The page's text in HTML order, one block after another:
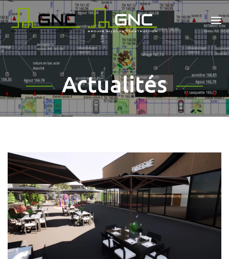
Passer au contenu principal
Actualités